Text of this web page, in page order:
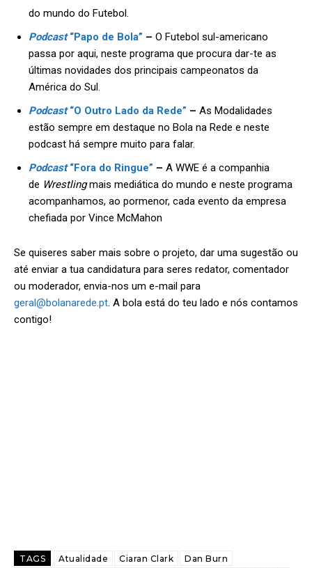
do mundo do Futebol.
Podcast“Papo de Bola” – O Futebol sul-americano
passa por aqui, neste programa que procura dar-te as
últimas novidades dos principais campeonatos da
América do Sul.
Podcast“O Outro Lado da Rede” – As Modalidades
estão sempre em destaque no Bola na Rede e neste
podcast há sempre muito para falar.
Podcast“Fora do Ringue” – A WWE é a companhia
de Wrestlingmais mediática do mundo e neste programa
acompanhamos, ao pormenor, cada evento da empresa
chefiada por Vince McMahon
Se quiseres saber mais sobre o projeto, dar uma sugestão ou
até enviar a tua candidatura para seres redator, comentador
ou moderador, envia-nos um e-mail para
geral@bolanarede.pt. A bola está do teu lado e nós contamos
contigo!
TAGS Atualidade Ciaran Clark
Dan Burn